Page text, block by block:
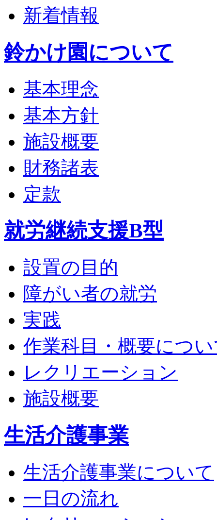
新着情報
鈴かけ園について
基本理念
基本方針
施設概要
財務諸表
定款
就労継続支援B型
設置の目的
障がい者の就労
実践
作業科目・概要につ
レクリエーション
施設概要
生活介護事業
生活介護事業について
一日の流れ